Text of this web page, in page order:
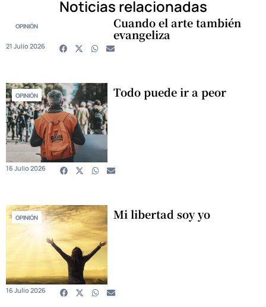
Noticias relacionadas
OPINIÓN Cuando el arte también
evangeliza
21 Julio 2026
OPINIÓN Todo puede ir a peor
16 Julio 2026
OPINIÓN Mi libertad soy yo
16 Julio 2026